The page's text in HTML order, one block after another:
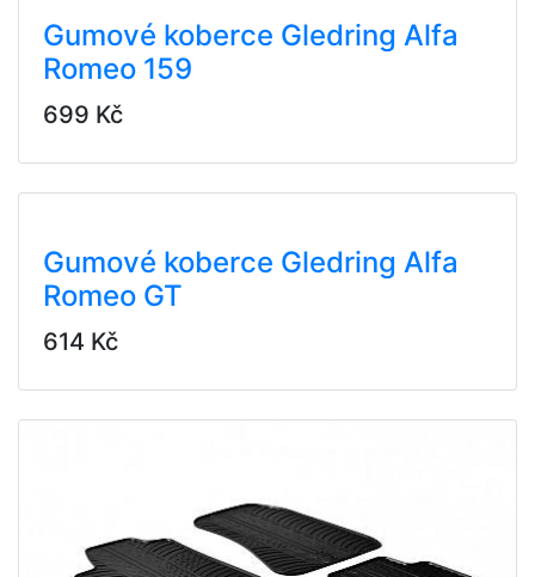
Gumové koberce Gledring Alfa
Romeo 159
699 Kč
Gumové koberce Gledring Alfa
Romeo GT
614 Kč